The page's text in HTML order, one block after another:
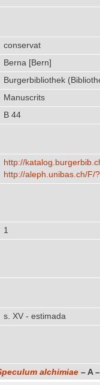
conservat
Berna [Bern]
Burgerbibliothek
Manuscrits
B 44
http:/​/​
http:/​/​aleph.unibas.ch/​F/​
1
s. XV - estimada
alchimiae – A